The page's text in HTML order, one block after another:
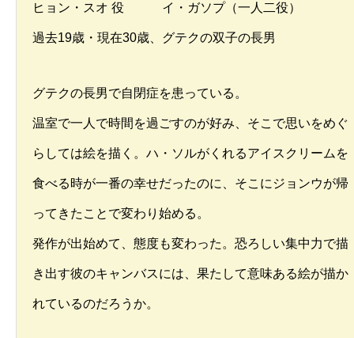
ヒョン・スオ 役 イ・ガソプ（一人二役）
過去19歳・現在30歳、グテクの双子の長男
グテクの長男で自閉症を患っている。
温室で一人で時間を過ごすのが好み、そこで思いをめぐ
らしては絵を描く。ハ・ソルがくれるアイスクリームを
食べる時が一番の幸せだったのに、そこにジョンウが帰
ってきたことで変わり始める。
発作が出始めて、態度も変わった。恐ろしい集中力で描
き出す彼のキャンバスには、果たして意味ある絵が描か
れているのだろうか。